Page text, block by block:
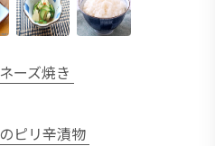
ーズ焼き
ピリ辛漬物